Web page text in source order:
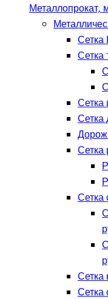
Металлопрокат,
Сетка
Сетка
Сетка
Сетка
Сетка
Сетка